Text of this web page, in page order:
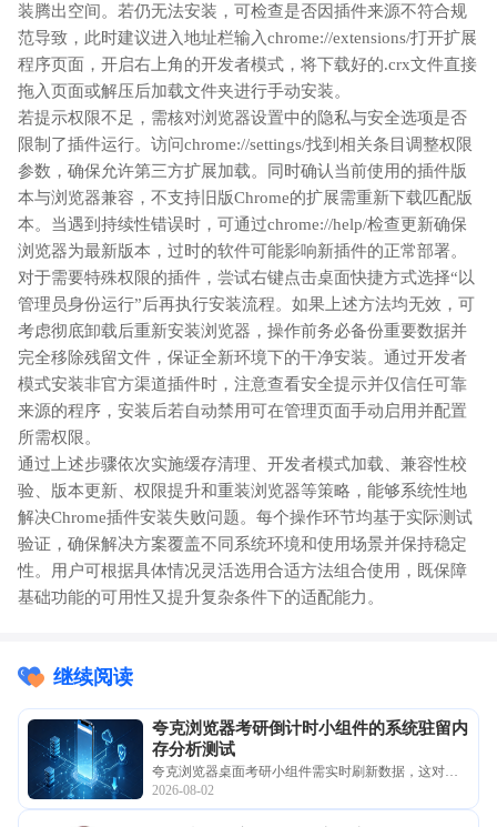
装腾出空间。若仍无法安装，可检查是否因插件来源不符合规
范导致，此时建议进入地址栏输入chrome://extensions/打开扩展
程序页面，开启右上角的开发者模式，将下载好的.crx文件直接
拖入页面或解压后加载文件夹进行手动安装。
若提示权限不足，需核对浏览器设置中的隐私与安全选项是否
限制了插件运行。访问chrome://settings/找到相关条目调整权限
参数，确保允许第三方扩展加载。同时确认当前使用的插件版
本与浏览器兼容，不支持旧版Chrome的扩展需重新下载匹配版
本。当遇到持续性错误时，可通过chrome://help/检查更新确保
浏览器为最新版本，过时的软件可能影响新插件的正常部署。
对于需要特殊权限的插件，尝试右键点击桌面快捷方式选择“以
管理员身份运行”后再执行安装流程。如果上述方法均无效，可
考虑彻底卸载后重新安装浏览器，操作前务必备份重要数据并
完全移除残留文件，保证全新环境下的干净安装。通过开发者
模式安装非官方渠道插件时，注意查看安全提示并仅信任可靠
来源的程序，安装后若自动禁用可在管理页面手动启用并配置
所需权限。
通过上述步骤依次实施缓存清理、开发者模式加载、兼容性校
验、版本更新、权限提升和重装浏览器等策略，能够系统性地
解决Chrome插件安装失败问题。每个操作环节均基于实际测试
验证，确保解决方案覆盖不同系统环境和使用场景并保持稳定
性。用户可根据具体情况灵活选用合适方法组合使用，既保障
基础功能的可用性又提升复杂条件下的适配能力。
继续阅读
夸克浏览器考研倒计时小组件的系统驻留内
存分析测试
夸克浏览器桌面考研小组件需实时刷新数据，这对系
统驻留内存提出了要求。本文分析了小组件的运行能
2026-08-02